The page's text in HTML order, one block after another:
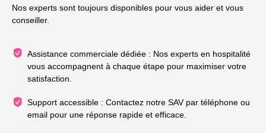
Nos experts sont toujours disponibles pour vous aider et vous
conseiller.
Assistance commerciale dédiée : Nos experts en hospitalité
vous accompagnent à chaque étape pour maximiser votre
satisfaction.
Support accessible : Contactez notre SAV par téléphone ou
email pour une réponse rapide et efficace.